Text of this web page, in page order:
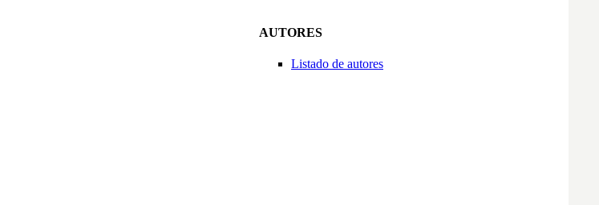
AUTORES
Listado de autores